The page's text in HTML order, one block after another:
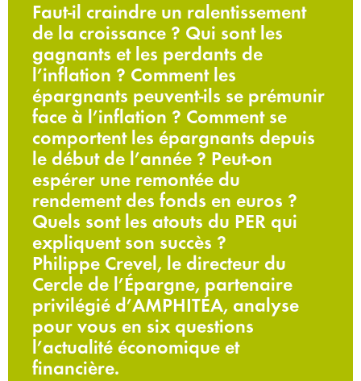
Faut-il craindre un ralentissement
de la croissance ? Qui sont les
gagnants et les perdants de
l’inflation ? Comment les
épargnants peuvent-ils se prémunir
face à l’inflation ? Comment se
comportent les épargnants depuis
le début de l’année ? Peut-on
espérer une remontée du
rendement des fonds en euros ?
Quels sont les atouts du PER qui
expliquent son succès ?
Philippe Crevel, le directeur du
Cercle de l’Épargne, partenaire
privilégié d’AMPHITÉA, analyse
pour vous en six questions
l’actualité économique et
financière.